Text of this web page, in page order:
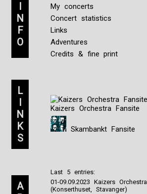
I
N
F
O
My concerts
Concert statistics
Links
Adventures
Credits & fine print
L
I
N
K
S
Kaizers Orchestra Fansite
Skambankt Fansite
A
Last 5 entries:
01-09.09.2023 Kaizers Orchestra
(Konserthuset, Stavanger)